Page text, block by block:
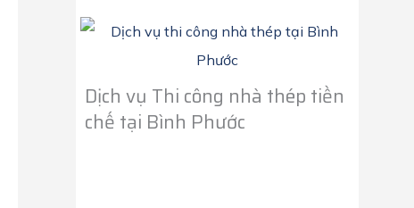
Dịch vụ Thi công nhà thép tiền
chế tại Bình Phước